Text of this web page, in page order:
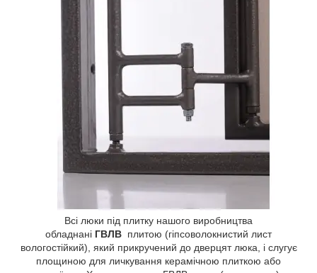
Всі люки під плитку нашого виробництва
обладнані ГВЛВ плитою (гіпсоволокнистий лист
вологостійкий), який прикручений до дверцят люка, і слугує
площиною для личкування керамічною плиткою або